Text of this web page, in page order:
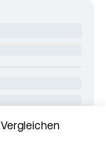
Vergleichen